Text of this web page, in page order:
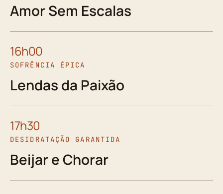
Amor Sem Escalas
16h00
SOFRÊNCIA ÉPICA
Lendas da Paixão
17h30
DESIDRATAÇÃO GARANTIDA
Beijar e Chorar